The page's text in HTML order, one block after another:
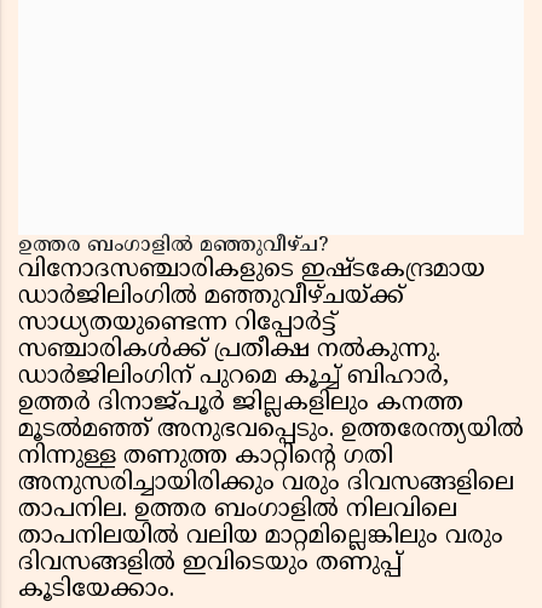
ഉത്തര ബംഗാളിൽ മഞ്ഞുവീഴ്ച?
വിനോദസഞ്ചാരികളുടെ ഇഷ്ടകേന്ദ്രമായ
ഡാർജിലിംഗിൽ മഞ്ഞുവീഴ്ചയ്ക്ക്
സാധ്യതയുണ്ടെന്ന റിപ്പോർട്ട്
സഞ്ചാരികൾക്ക് പ്രതീക്ഷ നൽകുന്നു.
ഡാർജിലിംഗിന് പുറമെ കൂച്ച് ബിഹാർ,
ഉത്തർ ദിനാജ്‌പൂർ ജില്ലകളിലും കനത്ത
മൂടൽമഞ്ഞ് അനുഭവപ്പെടും. ഉത്തരേന്ത്യയിൽ
നിന്നുള്ള തണുത്ത കാറ്റിന്റെ ഗതി
അനുസരിച്ചായിരിക്കും വരും ദിവസങ്ങളിലെ
താപനില. ഉത്തര ബംഗാളിൽ നിലവിലെ
താപനിലയിൽ വലിയ മാറ്റമില്ലെങ്കിലും വരും
ദിവസങ്ങളിൽ ഇവിടെയും തണുപ്പ്
കൂടിയേക്കാം.